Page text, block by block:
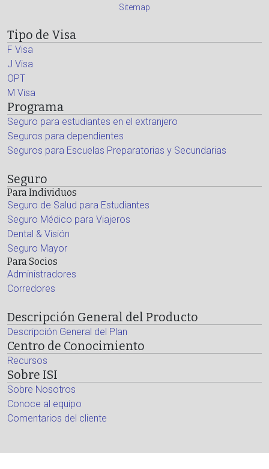
Sitemap
Tipo de Visa
F Visa
J Visa
OPT
M Visa
Programa
Seguro para estudiantes en el extranjero
Seguros para dependientes
Seguros para Escuelas Preparatorias y Secundarias
Seguro
Para Individuos
Seguro de Salud para Estudiantes
Seguro Médico para Viajeros
Dental & Visión
Seguro Mayor
Para Socios
Administradores
Corredores
Descripción General del Producto
Descripción General del Plan
Centro de Conocimiento
Recursos
Sobre ISI
Sobre Nosotros
Conoce al equipo
Comentarios del cliente